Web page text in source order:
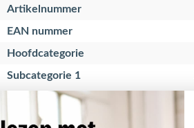
Artikelnummer
EAN nummer
Hoofdcategorie
Subcategorie 1